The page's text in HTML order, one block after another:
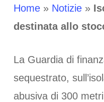
Home» Notizie»
destinata allo
La Guardia di
sequestrato,
abusiva di 300